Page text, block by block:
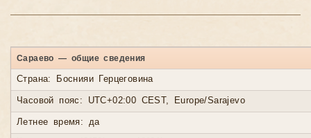
Сараево — общие сведения
Страна: Боснияи Герцеговина
Часовой пояс: UTC+02:00 CEST, Europe/Sarajevo
Летнее время: да